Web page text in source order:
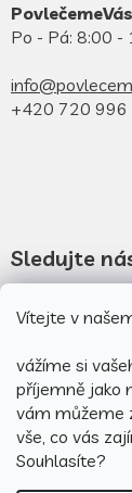
Vítejte v
vážíme si
příjemně jako
vám můžeme
vše, co vás
Souhlasíte?
Po - Pá: 8:00 -
+420 720 996
Sledujte
Novinky
Novinky